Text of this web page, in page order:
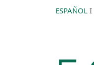
ESPAÑOL I